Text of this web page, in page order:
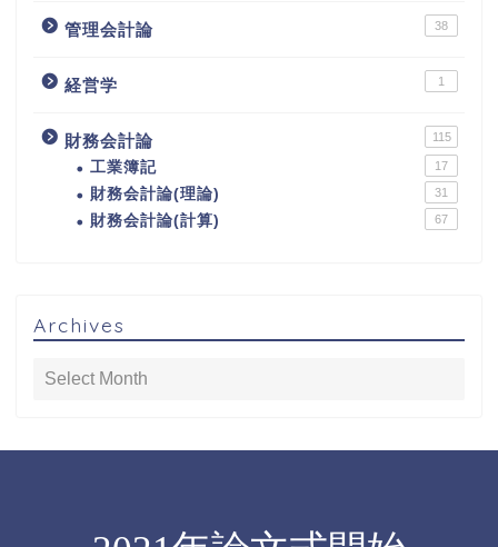
管理会計論 38
経営学 1
財務会計論 115
工業簿記 17
財務会計論(理論) 31
財務会計論(計算) 67
Archives